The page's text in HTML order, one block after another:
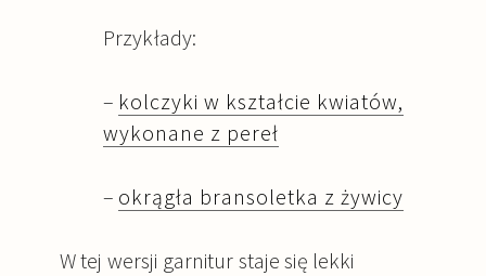
Przykłady:
– kolczyki w kształcie kwiatów,
wykonane z pereł
– okrągła bransoletka z żywicy
W tej wersji garnitur staje się lekki